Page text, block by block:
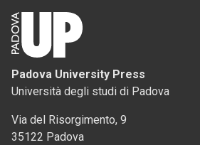
Padova University Press
Università degli studi di Padova
Via del Risorgimento, 9
35122 Padova